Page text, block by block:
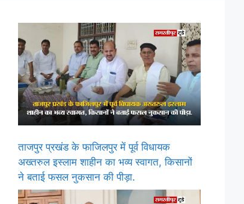
ताजपुर प्रखंड के फाजिलपुर में पूर्व विधायक
अख्तरुल इस्लाम शाहीन का भव्य स्वागत, किसानों
ने बताई फसल नुकसान की पीड़ा.